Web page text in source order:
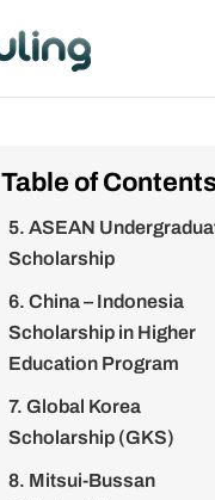
Table of
2. Beasiswa Garuda
Sarjana
4. MEXT Scholarships
5. ASEAN
Scholarship
6. China – Indonesia
Scholarship in Higher
Education Program
7. Global Korea
Scholarship (GKS)
8. Mitsui-Bussan